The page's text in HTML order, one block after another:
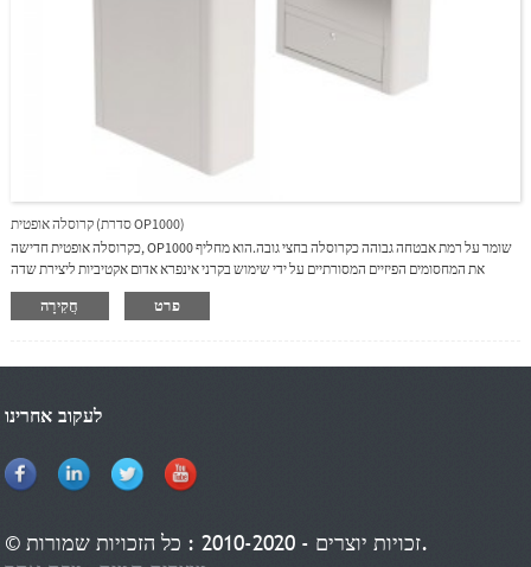
קרוסלה אופטית (סדרת OP1000)
כקרוסלה אופטית חדישה, OP1000 שומר על רמת אבטחה גבוהה כקרוסלה בחצי גובה.הוא מחליף
את המחסומים הפיזיים המסורתיים על ידי שימוש בקרני אינפרא אדום אקטיביות ליצירת שדה
אלקטרוני בלתי נראה בין שני כנים.אם יש ניסיונות כניסה לא מורשים, אזעקה קולית תופעל כדי
חֲקִירָה פרט
לעקוב אחרינו
© זכויות יוצרים - 2010-2020 : כל הזכויות שמורות.